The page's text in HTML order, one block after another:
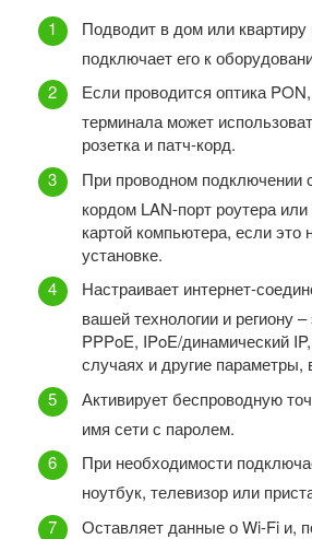
Подводит в дом или
подключает его к
Если проводится оптика
терминала может
розетка и патч-корд.
При проводном подключении
кордом LAN-порт роутера
картой компьютера, если это
установке.
Настраивает интернет-
вашей технологии и региону
PPPoE, IPoE/динамический
случаях и другие параметры,
Активирует беспроводную
имя сети с паролем.
При необходимости
ноутбук, телевизор или
Оставляет данные о Wi-Fi и,